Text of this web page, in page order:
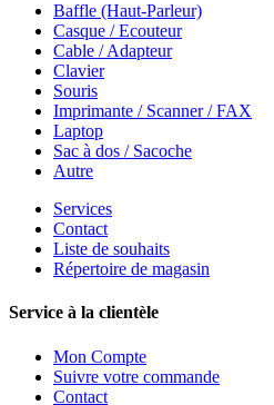
Baffle (Haut-Parleur)
Casque / Ecouteur
Cable / Adapteur
Clavier
Souris
Imprimante / Scanner / FAX
Laptop
Sac à dos / Sacoche
Autre
Services
Contact
Liste de souhaits
Répertoire de magasin
Service à la clientèle
Mon Compte
Suivre votre commande
Contact